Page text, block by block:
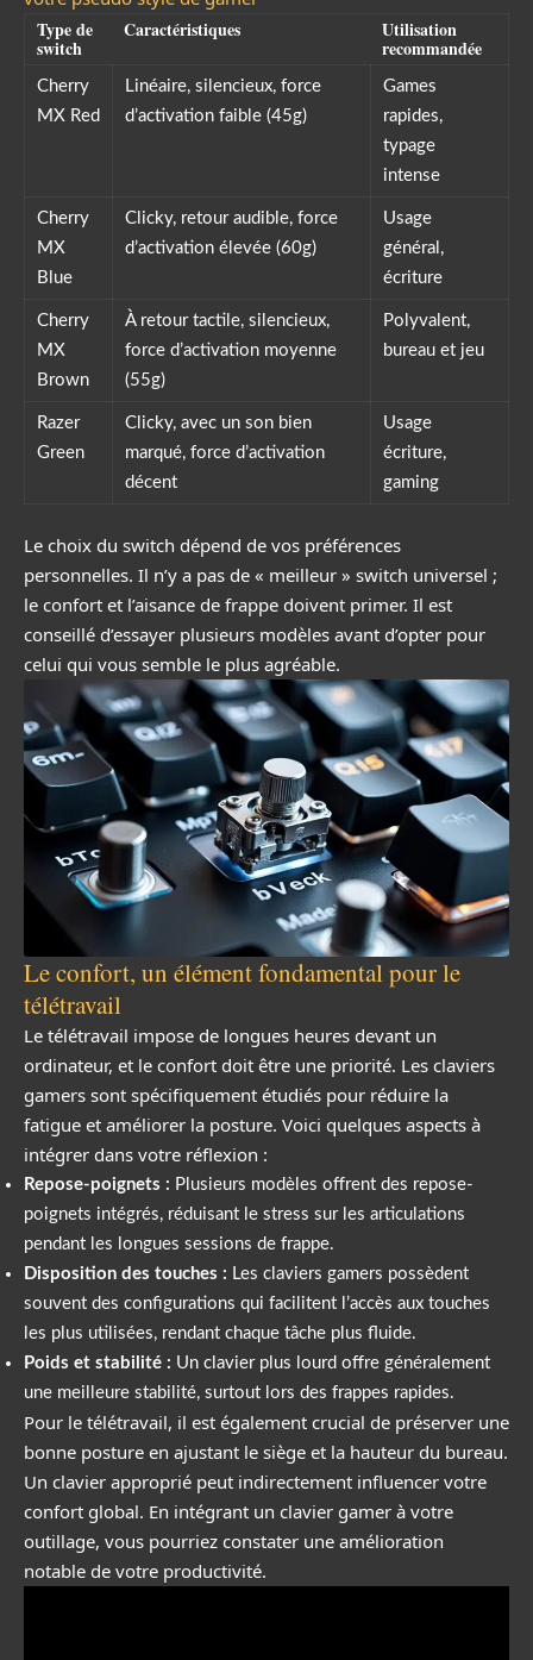
Type de
switch
Caractéristiques Utilisation
recommandée
Cherry
MX Red
Linéaire, silencieux, force
d’activation faible (45g)
Games
rapides,
typage
intense
Cherry
MX
Blue
Clicky, retour audible, force
d’activation élevée (60g)
Usage
général,
écriture
Cherry
MX
Brown
À retour tactile, silencieux,
force d’activation moyenne
(55g)
Polyvalent,
bureau et jeu
Razer
Green
Clicky, avec un son bien
marqué, force d’activation
décent
Usage
écriture,
gaming
Le choix du switch dépend de vos préférences
personnelles. Il n’y a pas de « meilleur » switch universel ;
le confort et l’aisance de frappe doivent primer. Il est
conseillé d’essayer plusieurs modèles avant d’opter pour
celui qui vous semble le plus agréable.
Le confort, un élément fondamental pour le
télétravail
Le télétravail impose de longues heures devant un
ordinateur, et le confort doit être une priorité. Les claviers
gamers sont spécifiquement étudiés pour réduire la
fatigue et améliorer la posture. Voici quelques aspects à
intégrer dans votre réflexion :
Repose-poignets : Plusieurs modèles offrent des repose-
poignets intégrés, réduisant le stress sur les articulations
pendant les longues sessions de frappe.
Disposition des touches : Les claviers gamers possèdent
souvent des configurations qui facilitent l’accès aux touches
les plus utilisées, rendant chaque tâche plus fluide.
Poids et stabilité : Un clavier plus lourd offre généralement
une meilleure stabilité, surtout lors des frappes rapides.
Pour le télétravail, il est également crucial de préserver une
bonne posture en ajustant le siège et la hauteur du bureau.
Un clavier approprié peut indirectement influencer votre
confort global. En intégrant un clavier gamer à votre
outillage, vous pourriez constater une amélioration
notable de votre productivité.